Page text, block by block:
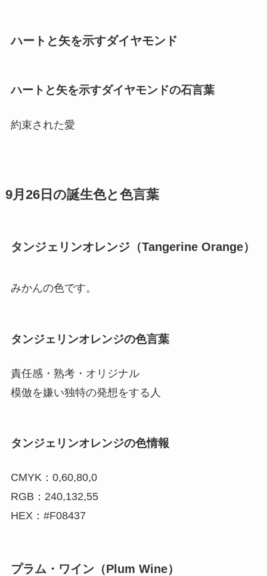
ハートと矢を示すダイヤモンド
ハートと矢を示すダイヤモンドの石言葉
約束された愛
9月26日の誕生色と色言葉
タンジェリンオレンジ（Tangerine Orange）
みかんの色です。
タンジェリンオレンジの色言葉
責任感・熟考・オリジナル
模倣を嫌い独特の発想をする人
タンジェリンオレンジの色情報
CMYK：0,60,80,0
RGB：240,132,55
HEX：#F08437
プラム・ワイン（Plum Wine）